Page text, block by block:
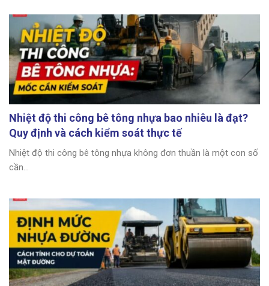
Nhiệt độ thi công bê tông nhựa bao nhiêu là đạt?
Quy định và cách kiểm soát thực tế
Nhiệt độ thi công bê tông nhựa không đơn thuần là một con số
cần...